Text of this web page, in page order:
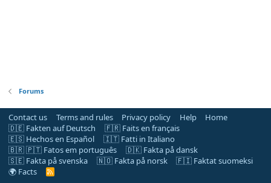
Forums
Contact us Terms and rules Privacy policy Help
Home
🇩🇪 Fakten auf Deutsch
🇫🇷 Faits en français
🇪🇸 Hechos en Español
🇮🇹 Fatti in Italiano
🇧🇷 🇵🇹 Fatos em português
🇩🇰 Fakta på dansk
🇸🇪 Fakta på svenska
🇳🇴 Fakta på norsk
🇫🇮 Faktat suomeksi
🌍 Facts
R